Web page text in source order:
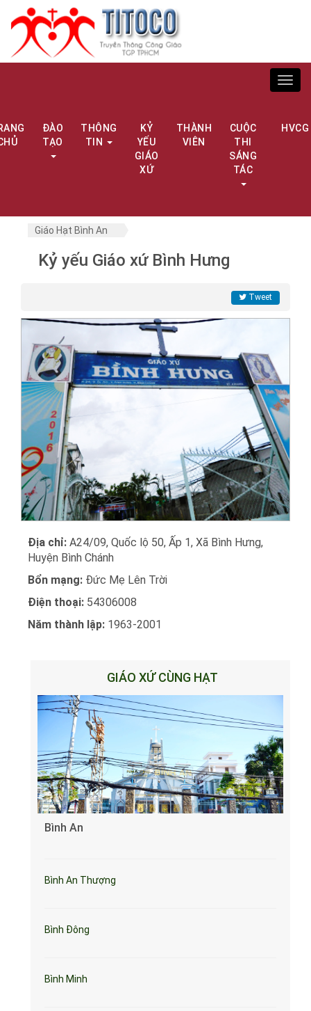
ĐÀO
TẠO
THÔNG
TIN
KỶ
YẾU
GIÁO
XỨ
THÀNH
VIÊN
CUỘC
THI
SÁNG
TÁC
HVCG
Giáo Hạt Bình An
Kỷ yếu Giáo xứ Bình Hưng
Tweet
Địa chỉ: A24/09, Quốc lộ 50, Ấp 1, Xã Bình Hưng,
Huyện Bình Chánh
Bổn mạng: Đức Mẹ Lên Trời
Điện thoại: 54306008
Năm thành lập: 1963-2001
GIÁO XỨ CÙNG HẠT
Bình An
Bình An Thượng
Bình Đông
Bình Minh